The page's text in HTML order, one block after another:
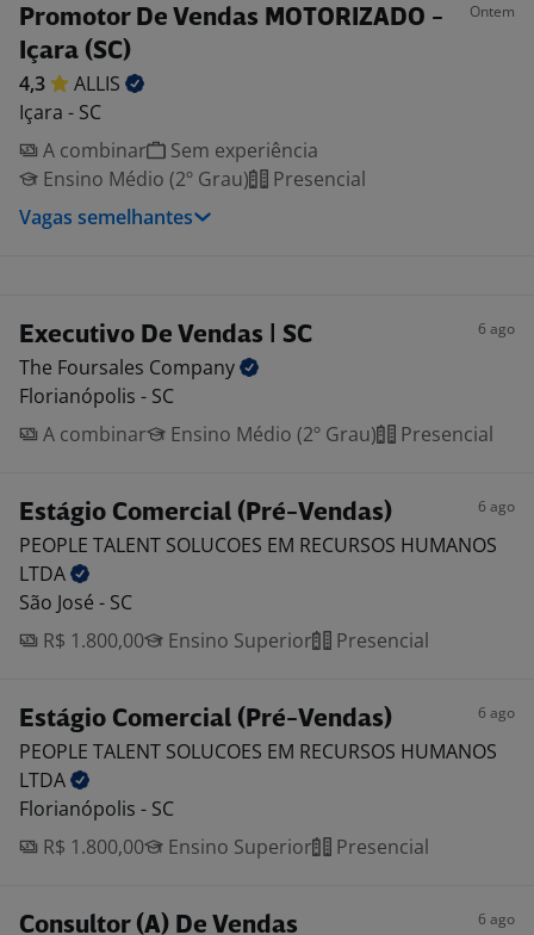
Promotor De Vendas MOTORIZADO -
Içara (SC)
Ontem
4,3
ALLIS
Içara - SC
A combinar
Sem experiência
Ensino Médio (2º Grau)
Presencial
Vagas semelhantes
Executivo De Vendas | SC 6 ago
The Foursales Company
Florianópolis - SC
A combinar
Ensino Médio (2º Grau) Presencial
Estágio Comercial (Pré-Vendas) 6 ago
PEOPLE TALENT SOLUCOES EM RECURSOS HUMANOS
LTDA
São José - SC
R$ 1.800,00
Ensino Superior Presencial
Estágio Comercial (Pré-Vendas) 6 ago
PEOPLE TALENT SOLUCOES EM RECURSOS HUMANOS
LTDA
Florianópolis - SC
R$ 1.800,00
Ensino Superior Presencial
Consultor (A) De Vendas 6 ago